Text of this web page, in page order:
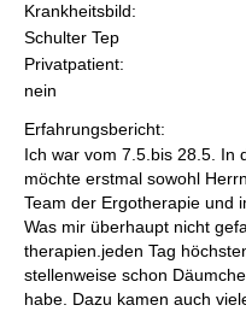
Krankheitsbild:
Schulter Tep
Privatpatient:
nein
Erfahrungsbericht:
Ich war vom 7.5.bis 28.5. In
möchte erstmal sowohl
Team der Ergotherapie und
Was mir überhaupt nicht
therapien.jeden Tag
stellenweise schon
habe. Dazu kamen auch